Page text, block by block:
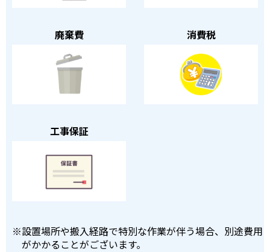
廃棄費 消費税
工事保証
※設置場所や搬入経路で特別な作業が伴う場合、別途費用
がかかることがございます。